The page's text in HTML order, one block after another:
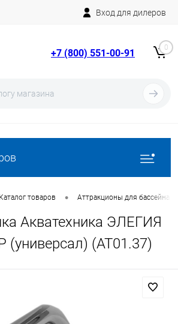
Вход для дилеров
+7 (800) 551-00-91 0
Каталог товаров • Аттракционы для бассейна
Акватехника ЭЛЕГИЯ
(универсал) (AT01.37)